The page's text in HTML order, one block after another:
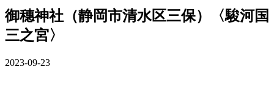
御穗神社（静岡市清水区三保）〈駿河国
三之宮〉
2023-09-23